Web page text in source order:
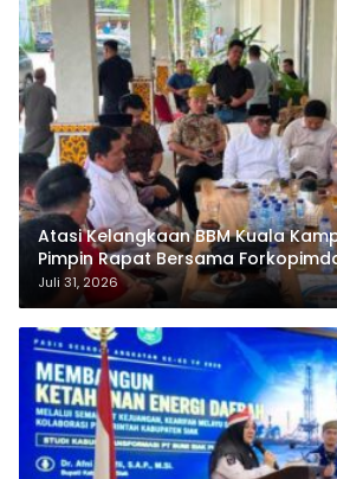
Atasi Kelangkaan BBM Kuala
Pimpin Rapat Bersama
Pertamina
Juli 31, 2026